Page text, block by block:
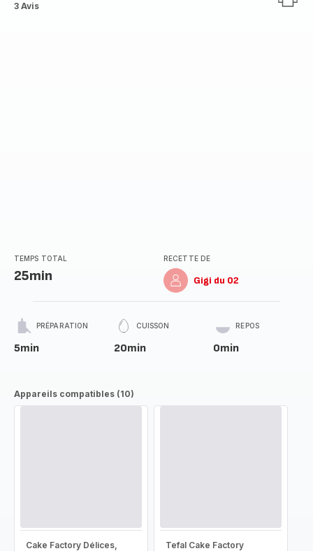
Avis
3 Avis
TEMPS TOTAL
25min
RECETTE DE
Gigi du 02
PRÉPARATION
5min
CUISSON
20min
REPOS
0min
Appareils compatibles (10)
Cake Factory Délices,
Tefal Cake Factory